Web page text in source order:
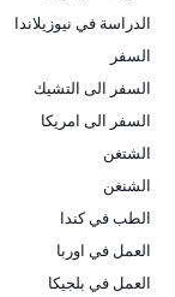
الدراسة في نيوزيلاندا
السفر
السفر الى التشيك
السفر الى امريكا
الشتغن
الشنغن
الطب في كندا
العمل في اوربا
العمل في بلجيكا